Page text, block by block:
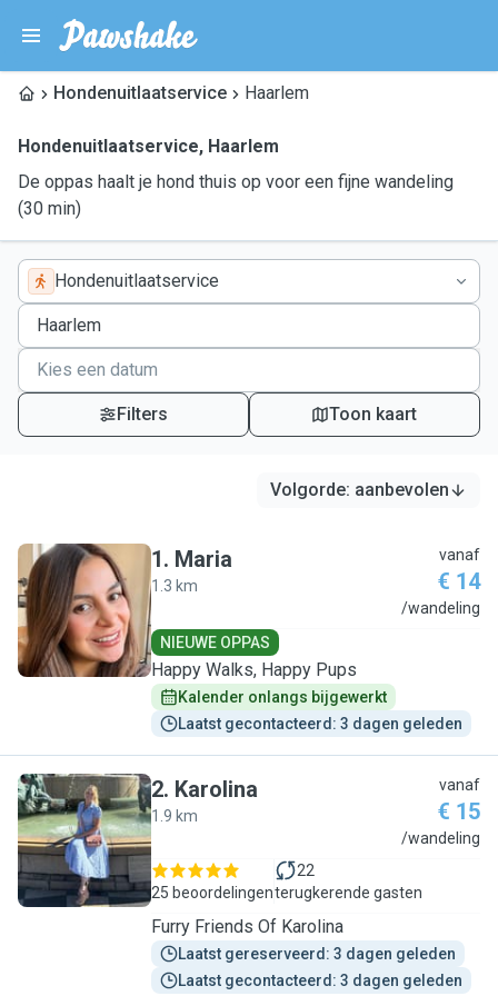
Hondenuitlaatservice Haarlem
Hondenuitlaatservice, Haarlem
De oppas haalt je hond thuis op voor een fijne wandeling
(30 min)
Hondenuitlaatservice
Filters Toon kaart
Volgorde: aanbevolen
M
1. Maria
1.3 km
vanaf
€ 14
/wandeling
NIEUWE OPPAS
Happy Walks, Happy Pups
Kalender onlangs bijgewerkt
Laatst gecontacteerd: 3 dagen geleden
K
2. Karolina
1.9 km
vanaf
€ 15
/wandeling
25 beoordelingen
22
terugkerende gasten
Furry Friends Of Karolina
Laatst gereserveerd: 3 dagen geleden
Laatst gecontacteerd: 3 dagen geleden